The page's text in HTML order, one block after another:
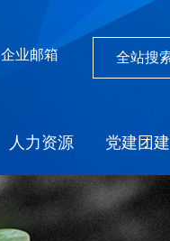
企业邮箱
人力资源 党建团建